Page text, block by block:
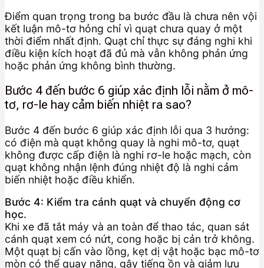
Điểm quan trọng trong ba bước đầu là chưa nên vội
kết luận mô-tơ hỏng chỉ vì quạt chưa quay ở một
thời điểm nhất định. Quạt chỉ thực sự đáng nghi khi
điều kiện kích hoạt đã đủ mà vẫn không phản ứng
hoặc phản ứng không bình thường.
Bước 4 đến bước 6 giúp xác định lỗi nằm ở mô-
tơ, rơ-le hay cảm biến nhiệt ra sao?
Bước 4 đến bước 6 giúp xác định lỗi qua 3 hướng:
có điện mà quạt không quay là nghi mô-tơ, quạt
không được cấp điện là nghi rơ-le hoặc mạch, còn
quạt không nhận lệnh đúng nhiệt độ là nghi cảm
biến nhiệt hoặc điều khiển.
Bước 4: Kiểm tra cánh quạt và chuyển động cơ
học.
Khi xe đã tắt máy và an toàn để thao tác, quan sát
cánh quạt xem có nứt, cong hoặc bị cản trở không.
Một quạt bị cấn vào lồng, kẹt dị vật hoặc bạc mô-tơ
mòn có thể quay nặng, gây tiếng ồn và giảm lưu